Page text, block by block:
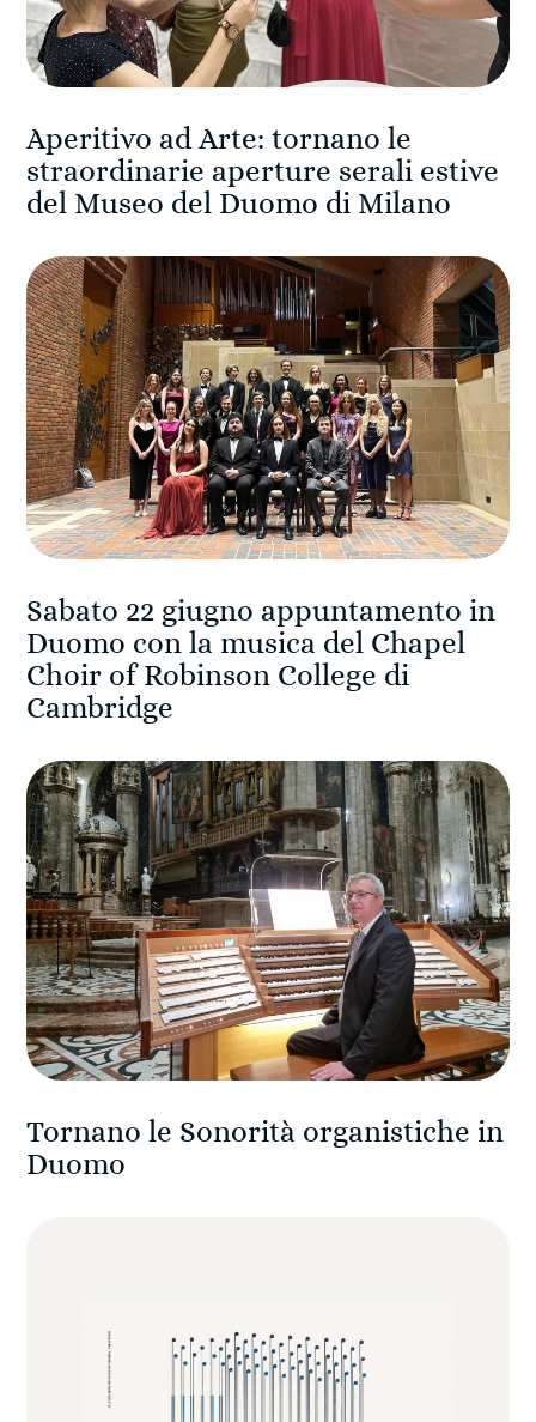
Aperitivo ad Arte: tornano le
straordinarie aperture serali estive
del Museo del Duomo di Milano
Sabato 22 giugno appuntamento in
Duomo con la musica del Chapel
Choir of Robinson College di
Cambridge
Tornano le Sonorità organistiche in
Duomo